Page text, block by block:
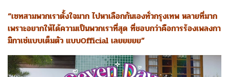
“เซทสามพวกเราตั้งใจมาก ไปหาเลือกกันเองทั่วกรุงเทพ หลายที่มาก
เพราะอยากให้ได้ความเป็นพวกเราที่สุด ที่ชอบกว่าคือการร้องเพลงกา
มิกาเซ่แบบเต็มตัว แบบOfficial เลยยยยย”